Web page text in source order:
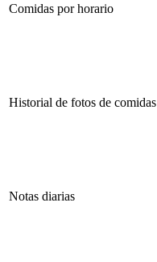
Comidas por horario
Historial de fotos de comidas
Notas diarias